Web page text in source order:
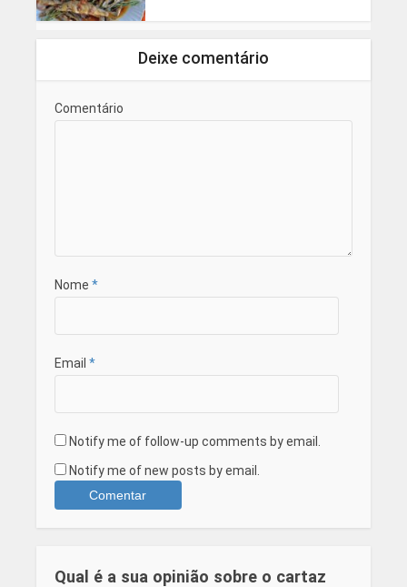
Deixe comentário
Comentário
Nome *
Email *
Notify me of follow-up comments by email.
Notify me of new posts by email.
Qual é a sua opinião sobre o cartaz